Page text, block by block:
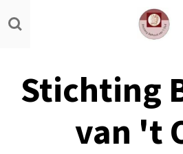
Ga
direct
hoofdinhoud
Stichting
van 't